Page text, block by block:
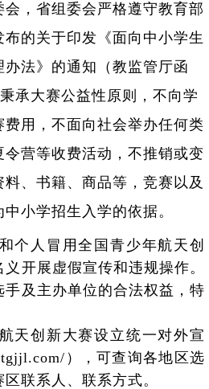
，省组委会严格遵守教育部
的关于印发《面向中小学生
法》的通知（教监管厅函
承大赛公益性原则，不向学
用，不面向社会举办任何类
营等收费活动，不推销或变
、书籍、商品等，竞赛以及
小学招生入学的依据。
个人冒用全国青少年航天创
开展虚假宣传和违规操作。
及主办单位的合法权益，特
天创新大赛设立统一对外宣
），可查询各地区选
联系人、联系方式。